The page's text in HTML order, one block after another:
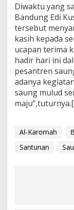
Diwaktu yang
Bandung Edi
tersebut
kasih kepada
ucapan terima
hadir hari ini
pesantren
adanya
saung mulud
Al-Karomah
Santunan